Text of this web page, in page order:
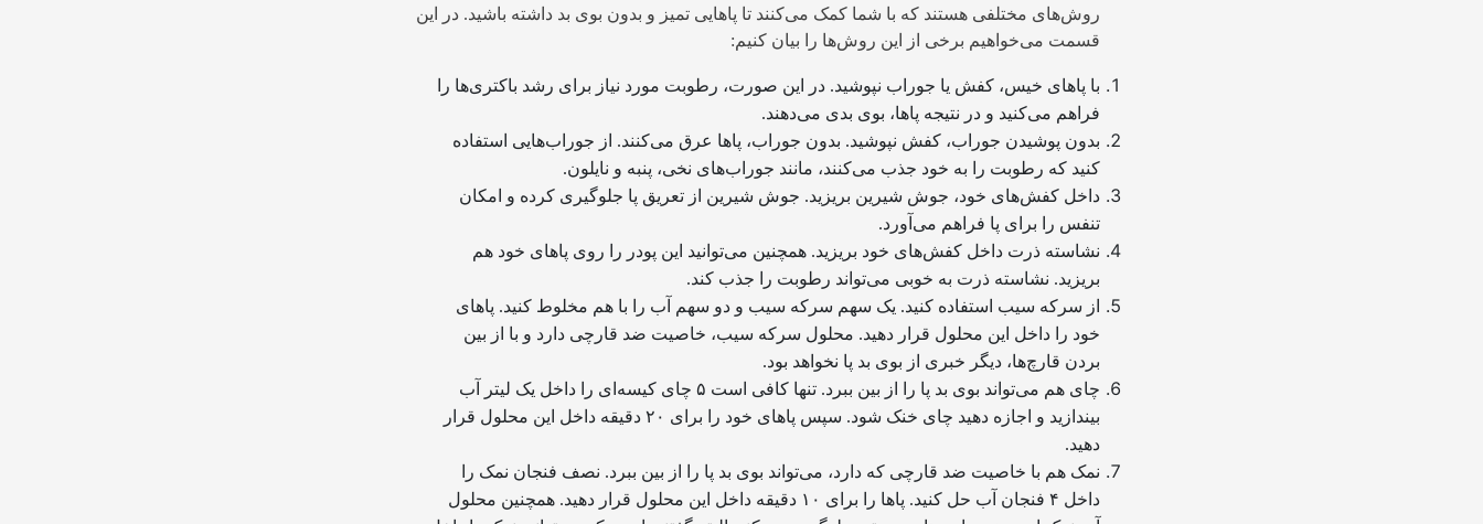
روش‌های مختلفی هستند که با شما کمک می‌کنند تا پاهایی تمیز و بدون بوی بد داشته باشید. در این
قسمت می‌خواهیم برخی از این روش‌ها را بیان کنیم:
با پاهای خیس، کفش یا جوراب نپوشید. در این صورت، رطوبت مورد نیاز برای رشد باکتری‌ها را
فراهم می‌کنید و در نتیجه پاها، بوی بدی می‌دهند.
بدون پوشیدن جوراب، کفش نپوشید. بدون جوراب، پاها عرق می‌کنند. از جوراب‌هایی استفاده
کنید که رطوبت را به خود جذب می‌کنند، مانند جوراب‌های نخی، پنبه و نایلون.
داخل کفش‌های خود، جوش شیرین بریزید. جوش شیرین از تعریق پا جلوگیری کرده و امکان
تنفس را برای پا فراهم می‌آورد.
نشاسته ذرت داخل کفش‌های خود بریزید. همچنین می‌توانید این پودر را روی پاهای خود هم
بریزید. نشاسته ذرت به خوبی می‌تواند رطوبت را جذب کند.
از سرکه سیب استفاده کنید. یک سهم سرکه سیب و دو سهم آب را با هم مخلوط کنید. پاهای
خود را داخل این محلول قرار دهید. محلول سرکه سیب، خاصیت ضد قارچی دارد و با از بین
بردن قارچ‌ها، دیگر خبری از بوی بد پا نخواهد بود.
چای هم می‌تواند بوی بد پا را از بین ببرد. تنها کافی است ۵ چای کیسه‌ای را داخل یک لیتر آب
بیندازید و اجازه دهید چای خنک شود. سپس پاهای خود را برای ۲۰ دقیقه داخل این محلول قرار
دهید.
نمک هم با خاصیت ضد قارچی که دارد، می‌تواند بوی بد پا را از بین ببرد. نصف فنجان نمک را
داخل ۴ فنجان آب حل کنید. پاها را برای ۱۰ دقیقه داخل این محلول قرار دهید. همچنین محلول